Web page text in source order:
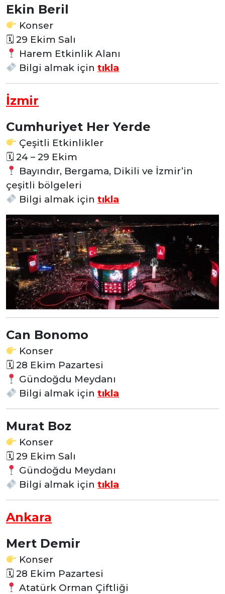
Ekin Beril
Konser
🗓 29 Ekim Salı
Harem Etkinlik Alanı
Bilgi almak için tıkla
İzmir
Cumhuriyet Her Yerde
Çeşitli Etkinlikler
🗓 24 – 29 Ekim
Bayındır, Bergama, Dikili ve İzmir’in
çeşitli bölgeleri
Bilgi almak için tıkla
Can Bonomo
Konser
🗓 28 Ekim Pazartesi
Gündoğdu Meydanı
Bilgi almak için tıkla
Murat Boz
Konser
🗓 29 Ekim Salı
Gündoğdu Meydanı
Bilgi almak için tıkla
Ankara
Mert Demir
Konser
🗓 28 Ekim Pazartesi
Atatürk Orman Çiftliği